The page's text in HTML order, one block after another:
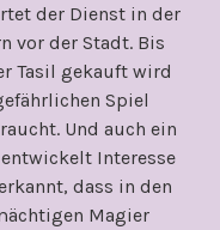
der Dienst in der
vor der Stadt. Bis
Tasil gekauft wird
Spiel
Und auch ein
Interesse
dass in den
Magier